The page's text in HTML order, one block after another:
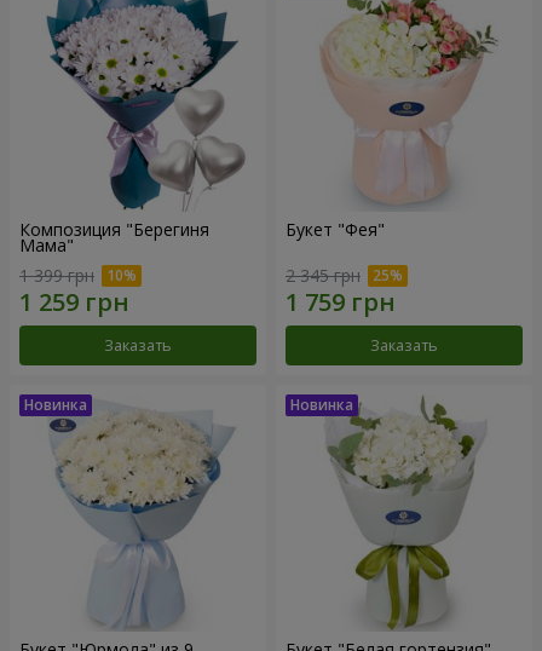
Композиция "Берегиня
Мама"
1 399 грн
Заказать
Букет "Фея"
2 345 грн
Заказать